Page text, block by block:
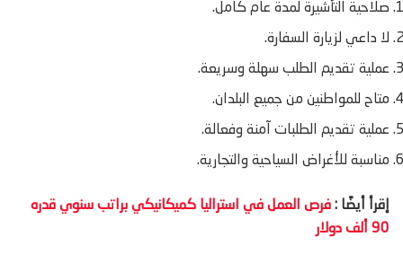
صلاحية التأشيرة لمدة عام كامل.
لا داعي لزيارة السفارة.
عملية تقديم الطلب سهلة وسريعة.
متاح للمواطنين من جميع البلدان.
عملية تقديم الطلبات آمنة وفعالة.
مناسبة للأغراض السياحية والتجارية.
إقرأ أيضًا : فرص العمل في استراليا كميكانيكي براتب سنوي قدره
90 ألف دولار